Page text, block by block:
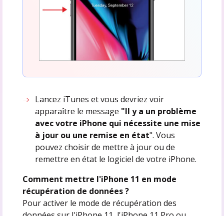
Lancez iTunes et vous devriez voir
apparaître le message "Il y a un problème
avec votre iPhone qui nécessite une mise
à jour ou une remise en état". Vous
pouvez choisir de mettre à jour ou de
remettre en état le logiciel de votre iPhone.
Comment mettre l'iPhone 11 en mode
récupération de données ?
Pour activer le mode de récupération des